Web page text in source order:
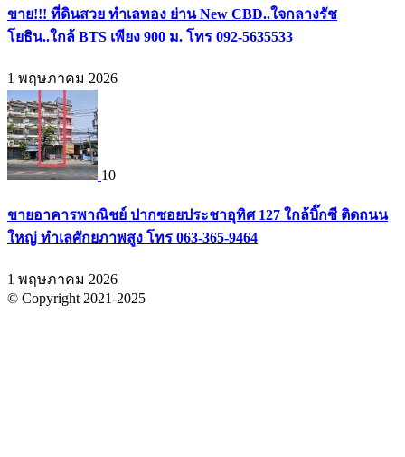
ขาย!!! ที่ดินสวย ทำเลทอง ย่าน New CBD..ใจกลางรัช
โยธิน..ใกล้ BTS เพียง 900 ม. โทร 092-5635533
1 พฤษภาคม 2026
10
ขายอาคารพาณิชย์ ปากซอยประชาอุทิศ 127 ใกล้บิ๊กซี ติดถนน
ใหญ่ ทำเลศักยภาพสูง โทร 063-365-9464
1 พฤษภาคม 2026
© Copyright 2021-2025